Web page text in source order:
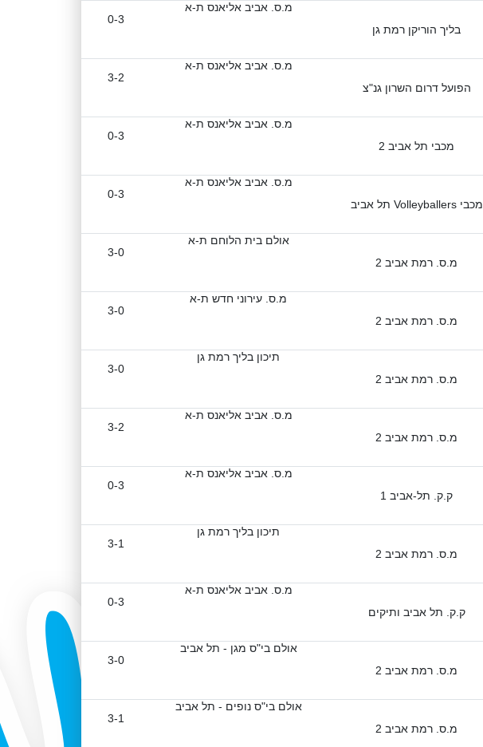
בליך הוריקן רמת גן
מ.ס. אביב אליאנס ת-א
0-3
הפועל דרום השרון גנ"צ
מ.ס. אביב אליאנס ת-א
3-2
מכבי תל אביב 2
מ.ס. אביב אליאנס ת-א
0-3
מכבי Volleyballers תל אביב
מ.ס. אביב אליאנס ת-א
0-3
מ.ס. רמת אביב 2
אולם בית הלוחם ת-א
3-0
מ.ס. רמת אביב 2
מ.ס. עירוני חדש ת-א
3-0
מ.ס. רמת אביב 2
תיכון בליך רמת גן
3-0
מ.ס. רמת אביב 2
מ.ס. אביב אליאנס ת-א
3-2
ק.ק. תל-אביב 1
מ.ס. אביב אליאנס ת-א
0-3
מ.ס. רמת אביב 2
תיכון בליך רמת גן
3-1
ק.ק. תל אביב ותיקים
מ.ס. אביב אליאנס ת-א
0-3
מ.ס. רמת אביב 2
אולם בי"ס מגן - תל אביב
3-0
מ.ס. רמת אביב 2
אולם בי"ס נופים - תל אביב
3-1